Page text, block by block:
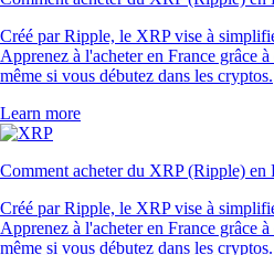
Ce que disent nos clients
4.7